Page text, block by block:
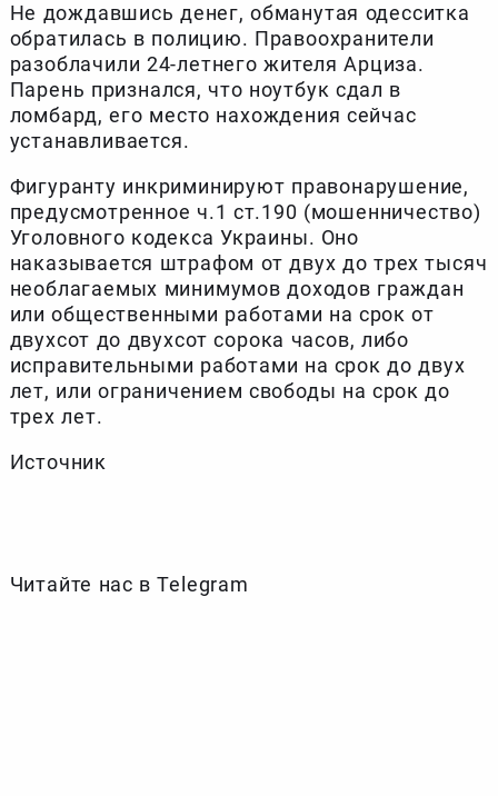
Не дождавшись денег, обманутая одесситка
обратилась в полицию. Правоохранители
разоблачили 24-летнего жителя Арциза.
Парень признался, что ноутбук сдал в
ломбард, его место нахождения сейчас
устанавливается.
Фигуранту инкриминируют правонарушение,
предусмотренное ч.1 ст.190 (мошенничество)
Уголовного кодекса Украины. Оно
наказывается штрафом от двух до трех тысяч
необлагаемых минимумов доходов граждан
или общественными работами на срок от
двухсот до двухсот сорока часов, либо
исправительными работами на срок до двух
лет, или ограничением свободы на срок до
трех лет.
Источник
Читайте нас в Telegram